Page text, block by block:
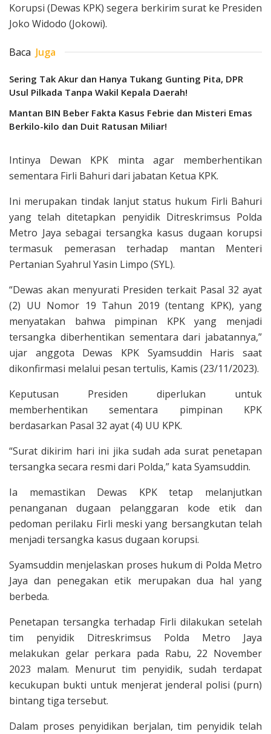
Korupsi (Dewas KPK) segera berkirim surat ke Presiden
Joko Widodo (Jokowi).
Baca Juga
Sering Tak Akur dan Hanya Tukang Gunting Pita, DPR
Usul Pilkada Tanpa Wakil Kepala Daerah!
Mantan BIN Beber Fakta Kasus Febrie dan Misteri Emas
Berkilo-kilo dan Duit Ratusan Miliar!
Intinya Dewan KPK minta agar memberhentikan
sementara Firli Bahuri dari jabatan Ketua KPK.
Ini merupakan tindak lanjut status hukum Firli Bahuri
yang telah ditetapkan penyidik Ditreskrimsus Polda
Metro Jaya sebagai tersangka kasus dugaan korupsi
termasuk pemerasan terhadap mantan Menteri
Pertanian Syahrul Yasin Limpo (SYL).
“Dewas akan menyurati Presiden terkait Pasal 32 ayat
(2) UU Nomor 19 Tahun 2019 (tentang KPK), yang
menyatakan bahwa pimpinan KPK yang menjadi
tersangka diberhentikan sementara dari jabatannya,”
ujar anggota Dewas KPK Syamsuddin Haris saat
dikonfirmasi melalui pesan tertulis, Kamis (23/11/2023).
Keputusan Presiden diperlukan untuk
memberhentikan sementara pimpinan KPK
berdasarkan Pasal 32 ayat (4) UU KPK.
“Surat dikirim hari ini jika sudah ada surat penetapan
tersangka secara resmi dari Polda,” kata Syamsuddin.
Ia memastikan Dewas KPK tetap melanjutkan
penanganan dugaan pelanggaran kode etik dan
pedoman perilaku Firli meski yang bersangkutan telah
menjadi tersangka kasus dugaan korupsi.
Syamsuddin menjelaskan proses hukum di Polda Metro
Jaya dan penegakan etik merupakan dua hal yang
berbeda.
Penetapan tersangka terhadap Firli dilakukan setelah
tim penyidik Ditreskrimsus Polda Metro Jaya
melakukan gelar perkara pada Rabu, 22 November
2023 malam. Menurut tim penyidik, sudah terdapat
kecukupan bukti untuk menjerat jenderal polisi (purn)
bintang tiga tersebut.
Dalam proses penyidikan berjalan, tim penyidik telah